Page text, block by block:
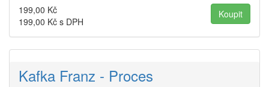
199,00 Kč
199,00 Kč s DPH
Kafka Franz - Proces